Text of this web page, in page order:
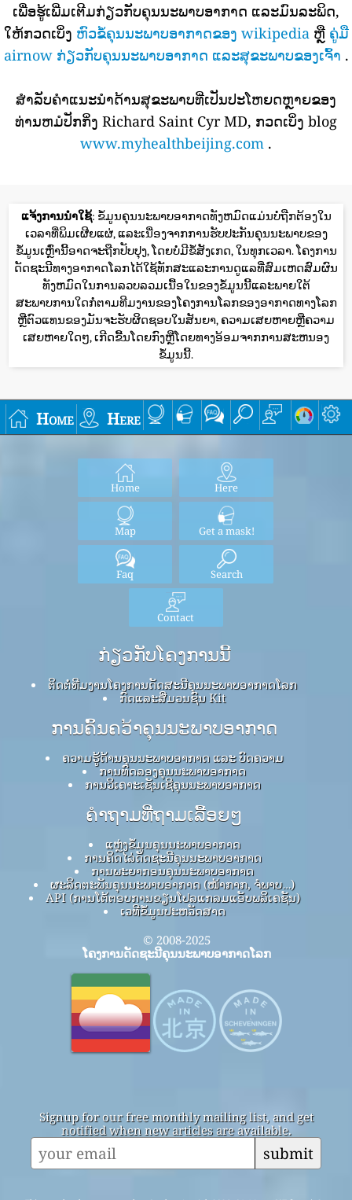
ເພື່ອຮູ້ເພີ່ມເຕີມກ່ຽວກັບຄຸນນະພາບອາກາດ ແລະມົນລະພິດ,
ໃຫ້ກວດເບິ່ງ ຫົວຂໍ້ຄຸນນະພາບອາກາດຂອງ wikipediaຫຼື ຄູ່ມື
airnow ກ່ຽວກັບຄຸນນະພາບອາກາດ ແລະສຸຂະພາບຂອງເຈົ້າ .
ສໍາລັບຄໍາແນະນໍາດ້ານສຸຂະພາບທີ່ເປັນປະໂຫຍດຫຼາຍຂອງ
ທ່ານຫມໍປັກກິ່ງ Richard Saint Cyr MD, ກວດເບິ່ງ blog
www.myhealthbeijing.com .
ແຈ້ງການນໍາໃຊ້: ຂໍ້ມູນຄຸນນະພາບອາກາດທັງຫມົດແມ່ນບໍ່ຖືກຕ້ອງໃນ
ເວລາທີ່ພິມເຜີຍແຜ່, ແລະເນື່ອງຈາກການຮັບປະກັນຄຸນນະພາບຂອງ
ຂໍ້ມູນເຫຼົ່ານີ້ອາດຈະຖືກປັບປຸງ, ໂດຍບໍ່ມີຂໍ້ສັງເກດ, ໃນທຸກເວລາ. ໂຄງການ
ດັດຊະນີທາງອາກາດໂລກໄດ້ໃຊ້ທັກສະແລະການດູແລທີ່ສົມເຫດສົມຜົນ
ທັງຫມົດໃນການລວບລວມເນື້ອໃນຂອງຂໍ້ມູນນີ້ແລະພາຍໃຕ້
ສະພາບການໃດກໍ່ຕາມທີມງານຂອງໂຄງການໂລກຂອງອາກາດທາງໂລກ
ຫຼືຕົວແທນຂອງມັນຈະຮັບຜິດຊອບໃນສັນຍາ, ຄວາມເສຍຫາຍຫຼືຄວາມ
ເສຍຫາຍໃດໆ, ເກີດຂື້ນໂດຍກົງຫຼືໂດຍທາງອ້ອມຈາກການສະຫນອງ
ຂໍ້ມູນນີ້.
Home Here
Home Here
Map Get a mask!
Faq Search
Contact
ກ່ຽວກັບໂຄງການນີ້
ຕິດຕໍ່ທີມງານໂຄງການດັດສະນີຄຸນນະພາບອາກາດໂລກ
ກົດ​ແລະ​ສື່​ມວນ​ຊົນ Kit
ການຄົ້ນຄວ້າຄຸນນະພາບອາກາດ
ຄວາມຮູ້ດ້ານຄຸນນະພາບອາກາດ ແລະ ບົດຄວາມ
ການທົດລອງຄຸນນະພາບອາກາດ
ການວິເຄາະເຊັນເຊີຄຸນນະພາບອາກາດ
ຄໍາຖາມທີ່ຖາມເລື້ອຍໆ
ແຫຼ່ງຂໍ້ມູນຄຸນນະພາບອາກາດ
ການຄິດໄລ່ດັດຊະນີຄຸນນະພາບອາກາດ
ການພະຍາກອນຄຸນນະພາບອາກາດ
ຜະລິດຕະພັນຄຸນນະພາບອາກາດ (ໜ້າກາກ, ຈໍພາບ…)
API (ການໂຕ້ຕອບການຂຽນໂປລແກລມແອັບພລິເຄຊັນ)
ເວທີຂໍ້ມູນປະຫວັດສາດ
© 2008-2025
ໂຄງການດັດຊະນີຄຸນນະພາບອາກາດໂລກ
Signup for our free monthly mailing list, and get
notified when new articles are available.
submit